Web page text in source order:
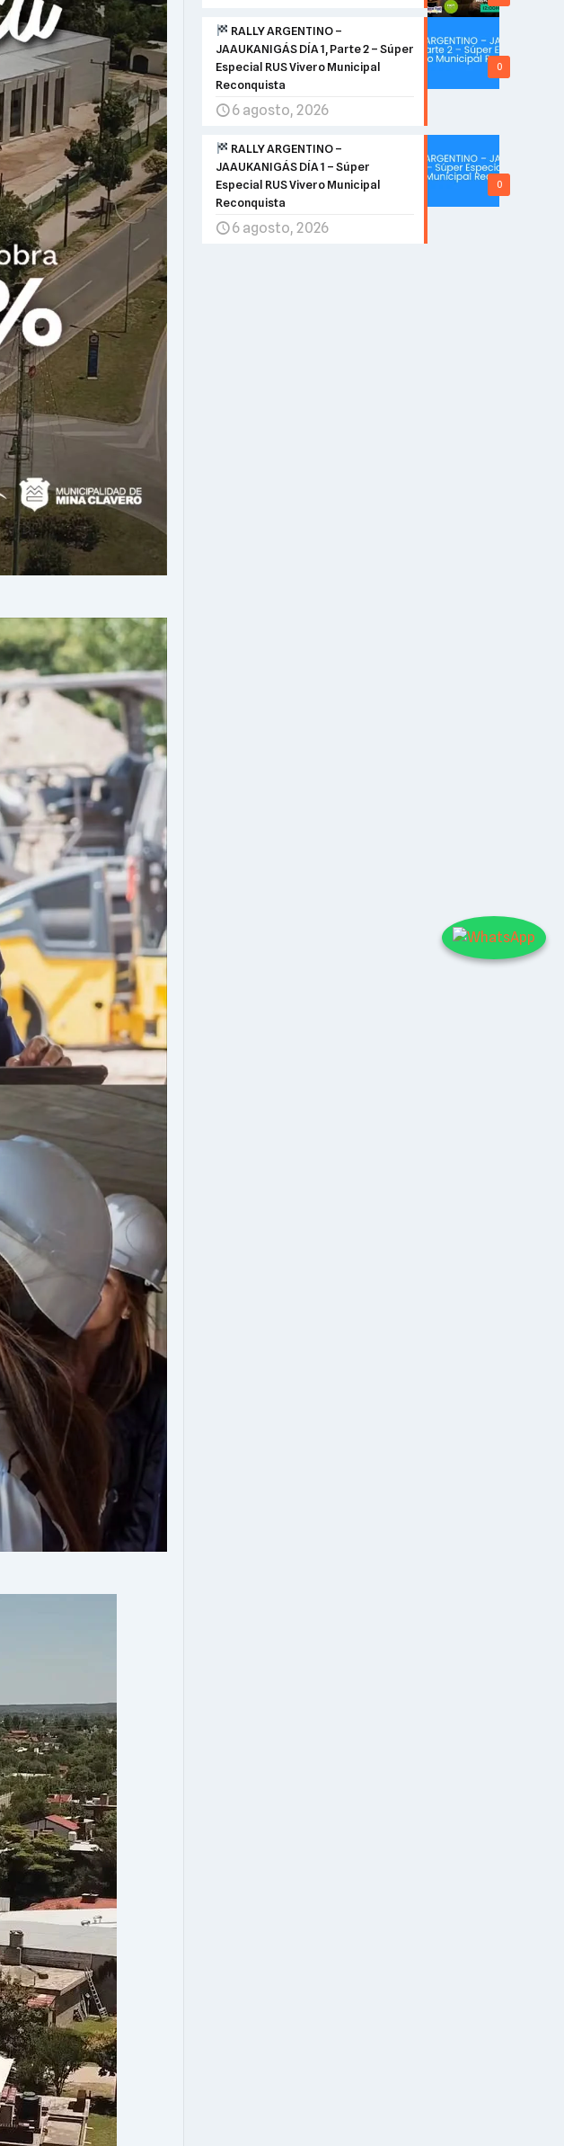
0
RALLY ARGENTINO –
JAAUKANIGÁS DÍA 1, Parte 2 – Súper
Especial RUS Vivero Municipal
Reconquista
6 agosto, 2026
0
RALLY ARGENTINO –
JAAUKANIGÁS DÍA 1 – Súper
Especial RUS Vivero Municipal
Reconquista
6 agosto, 2026